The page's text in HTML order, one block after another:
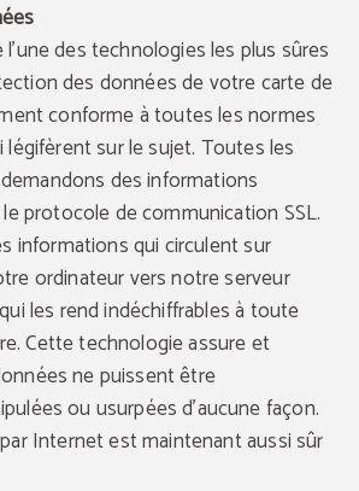
l'une des technologies les plus sûres
des données de votre carte de
conforme à toutes les normes
sur le sujet. Toutes les
des informations
protocole de communication SSL.
informations qui circulent sur
ordinateur vers notre serveur
les rend indéchiffrables à toute
Cette technologie assure et
ne puissent être
ou usurpées d'aucune façon.
Internet est maintenant aussi sûr